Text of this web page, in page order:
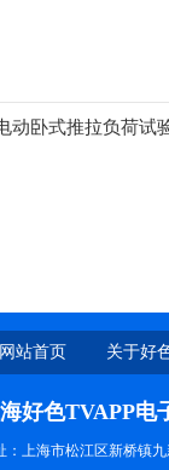
动卧式推拉负荷试
网站首页 关于好
海好色TVAPP
：上海市松江区新桥镇